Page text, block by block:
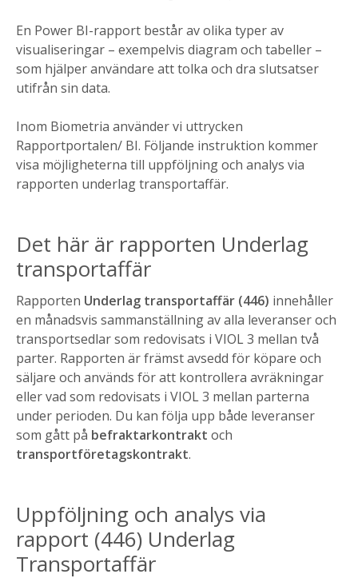
En Power BI-rapport består av olika typer av
visualiseringar – exempelvis diagram och tabeller –
som hjälper användare att tolka och dra slutsatser
utifrån sin data.
Inom Biometria använder vi uttrycken
Rapportportalen/ BI. Följande instruktion kommer
visa möjligheterna till uppföljning och analys via
rapporten underlag transportaffär.
Det här är rapporten Underlag
transportaffär
Rapporten Underlag transportaffär (446) innehåller
en månadsvis sammanställning av alla leveranser och
transportsedlar som redovisats i VIOL 3 mellan två
parter. Rapporten är främst avsedd för köpare och
säljare och används för att kontrollera avräkningar
eller vad som redovisats i VIOL 3 mellan parterna
under perioden. Du kan följa upp både leveranser
som gått på befraktarkontrakt och
transportföretagskontrakt.
Uppföljning och analys via
rapport (446) Underlag
Transportaffär